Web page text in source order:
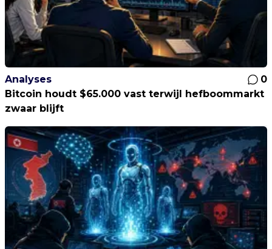
Analyses
0
Bitcoin houdt $65.000 vast terwijl hefboommarkt
zwaar blijft